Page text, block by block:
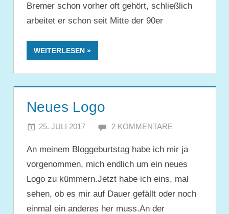
Bremer schon vorher oft gehört, schließlich
arbeitet er schon seit Mitte der 90er
WEITERLESEN
Neues Logo
25. JULI 2017 JULIA
2 KOMMENTARE
An meinem Bloggeburtstag habe ich mir ja
vorgenommen, mich endlich um ein neues
Logo zu kümmern.Jetzt habe ich eins, mal
sehen, ob es mir auf Dauer gefällt oder noch
einmal ein anderes her muss.An der